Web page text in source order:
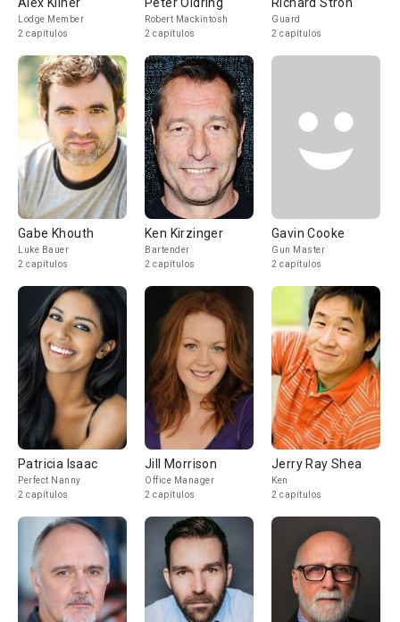
Lodge Member
2 capítulos
Robert Mackintosh
2 capítulos
Guard
2 capítulos
Gabe Khouth
Luke Bauer
2 capítulos
Ken Kirzinger
Bartender
2 capítulos
Gavin Cooke
Gun Master
2 capítulos
Patricia Isaac
Perfect Nanny
2 capítulos
Jill Morrison
Office Manager
2 capítulos
Jerry Ray Shea
Ken
2 capítulos